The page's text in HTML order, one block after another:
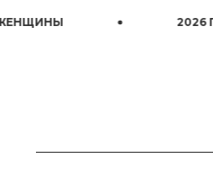
2026 ГОД